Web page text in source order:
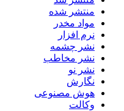
منتشر شده
مواد مخدر
نرم افزار
نشر چشمه
نشر مخاطب
نشر نو
نگارش
هوش مصنوعی
وکالت